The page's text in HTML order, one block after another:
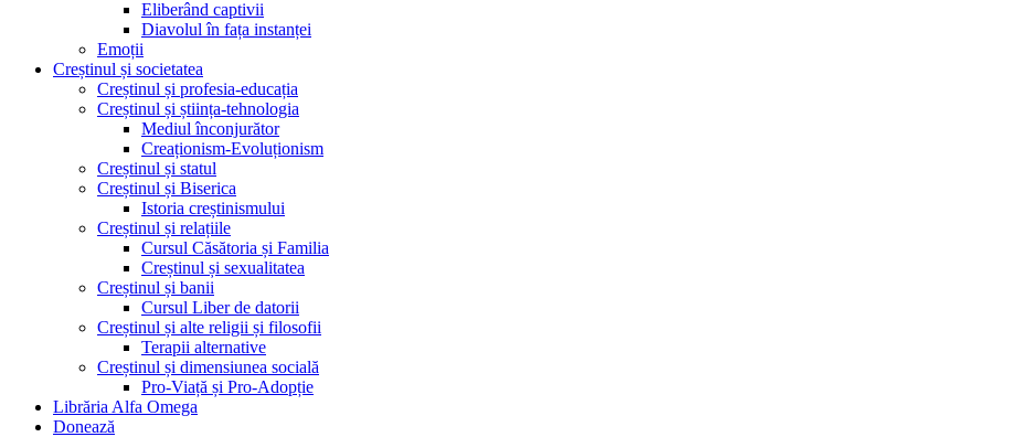
Eliberând captivii
Diavolul în fața instanței
Emoții
Creștinul și societatea
Creștinul și profesia-educația
Creștinul și știința-tehnologia
Mediul înconjurător
Creaționism-Evoluționism
Creștinul și statul
Creștinul și Biserica
Istoria creștinismului
Creștinul și relațiile
Cursul Căsătoria și Familia
Creștinul și sexualitatea
Creștinul și banii
Cursul Liber de datorii
Creștinul și alte religii și filosofii
Terapii alternative
Creștinul și dimensiunea socială
Pro-Viață și Pro-Adopție
Librăria Alfa Omega
Donează